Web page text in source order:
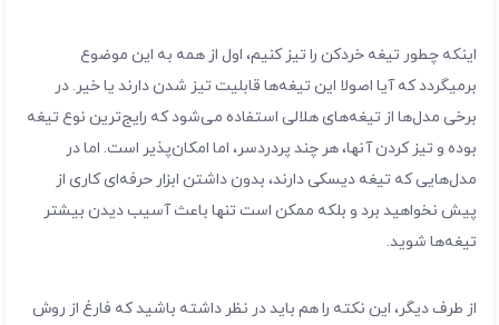
اینکه چطور تیغه خردکن را تیز کنیم، اول از همه به این موضوع
برمیگردد که آیا اصولا این تیغه‌ها قابلیت تیز شدن دارند یا خیر. در
برخی مدل‌ها از تیغه‌های هلالی استفاده می‌شود که رایج‌ترین نوع تیغه
بوده و تیز کردن آنها، هر چند پردردسر، اما امکان‌پذیر است. اما در
مدل‌هایی که تیغه دیسکی دارند، بدون داشتن ابزار حرفه‌ای کاری از
پیش نخواهید برد و بلکه ممکن است تنها باعث آسیب دیدن بیشتر
تیغه‌ها شوید.
از طرف دیگر، این نکته را هم باید در نظر داشته باشید که فارغ از روش